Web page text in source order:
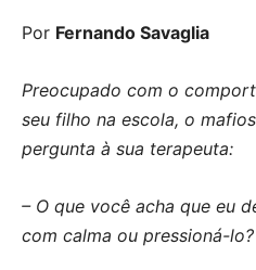
Por Fernando Savaglia
Preocupado com o
seu filho na escola, o
pergunta à sua terapeuta:
– O que você acha que eu
com calma ou pressioná-lo?